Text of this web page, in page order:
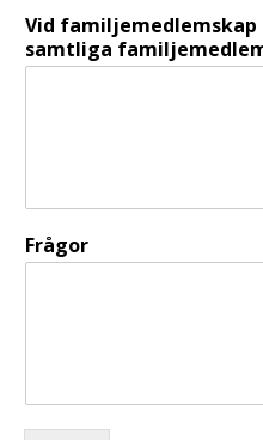
Vid familjemedlemskap
samtliga
Frågor